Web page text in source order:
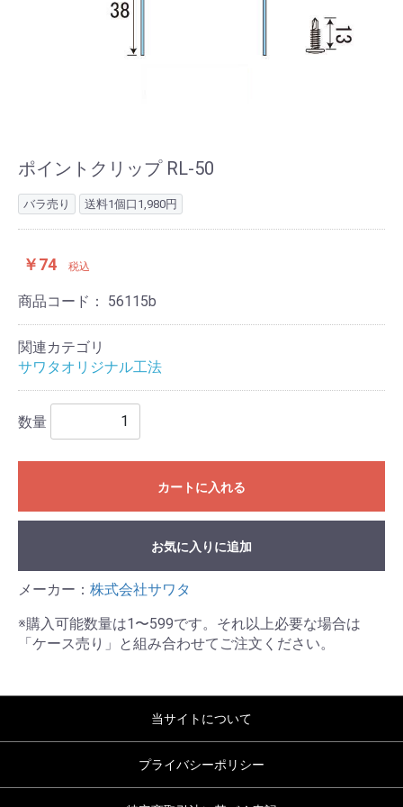
ポイントクリップ RL-50
バラ売り 送料1個口1,980円
￥74 税込
商品コード： 56115b
関連カテゴリ
サワタオリジナル工法
数量
カートに入れる
お気に入りに追加
メーカー： 株式会社サワタ
※購入可能数量は1〜599です。それ以上必要な場合は
「ケース売り」と組み合わせてご注文ください。
当サイトについて
プライバシーポリシー